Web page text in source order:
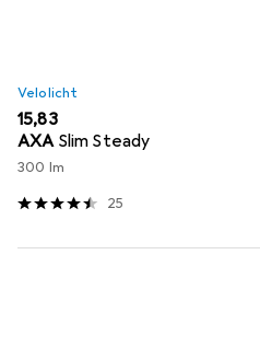
Velolicht
EUR
15,83
AXA Slim Steady
300 lm
25